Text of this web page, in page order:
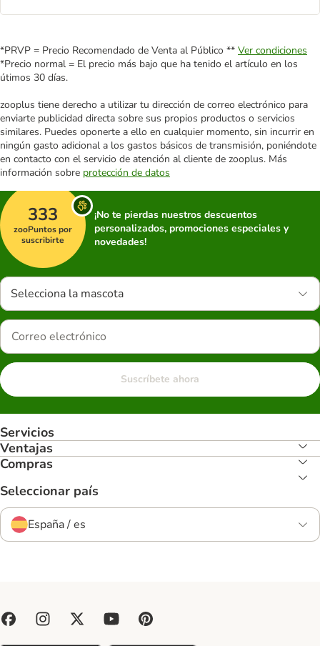
*PRVP = Precio Recomendado de Venta al Público ** Ver condiciones
*Precio normal = El precio más bajo que ha tenido el artículo en los
útimos 30 días.
zooplus tiene derecho a utilizar tu dirección de correo electrónico para
enviarte publicidad directa sobre sus propios productos o servicios
similares. Puedes oponerte a ello en cualquier momento, sin incurrir en
ningún gasto adicional a los gastos básicos de transmisión, poniéndote
en contacto con el servicio de atención al cliente de zooplus. Más
información sobre protección de datos
333
zooPuntos por
suscribirte
¡No te pierdas nuestros descuentos
personalizados, promociones especiales y
novedades!
Selecciona la mascota
Suscríbete ahora
Servicios
Ventajas
Compras
Seleccionar país
España / es